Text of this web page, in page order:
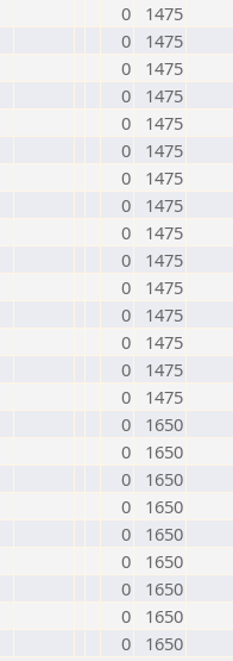
0
1475
0
1475
0
1475
0
1475
0
1475
0
1475
0
1475
0
1475
0
1475
0
1475
0
1475
0
1475
0
1475
0
1475
0
1475
0
1650
0
1650
0
1650
0
1650
0
1650
0
1650
0
1650
0
1650
0 1650